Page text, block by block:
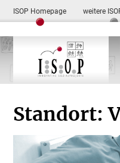
ISOP Homepage weitere
Standort: